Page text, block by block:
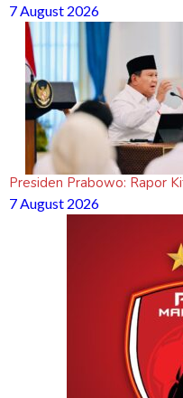
7 August 2026
Presiden Prabowo: Rapor
7 August 2026